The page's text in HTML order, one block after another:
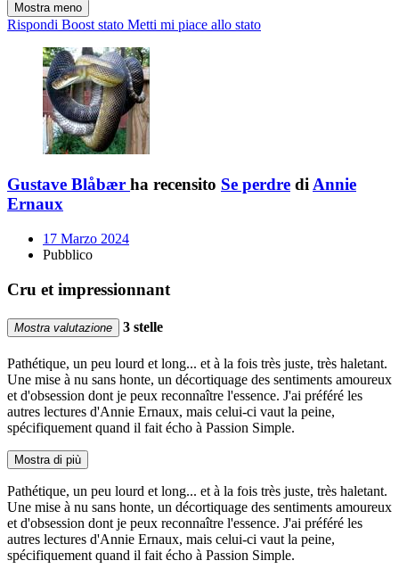
Mostra meno
Rispondi Boost stato Metti mi piace allo stato
Gustave Blåbær ha recensito Se perdre di Annie
Ernaux
17 Marzo 2024
Pubblico
Cru et impressionnant
Mostra valutazione 3 stelle
Pathétique, un peu lourd et long... et à la fois très juste, très haletant.
Une mise à nu sans honte, un décortiquage des sentiments amoureux
et d'obsession dont je peux reconnaître l'essence. J'ai préféré les
autres lectures d'Annie Ernaux, mais celui-ci vaut la peine,
spécifiquement quand il fait écho à Passion Simple.
Mostra di più
Pathétique, un peu lourd et long... et à la fois très juste, très haletant.
Une mise à nu sans honte, un décortiquage des sentiments amoureux
et d'obsession dont je peux reconnaître l'essence. J'ai préféré les
autres lectures d'Annie Ernaux, mais celui-ci vaut la peine,
spécifiquement quand il fait écho à Passion Simple.